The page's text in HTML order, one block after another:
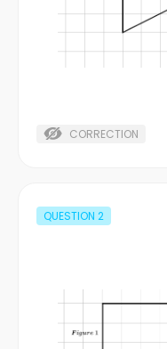
CORRECTION
QUESTION 2